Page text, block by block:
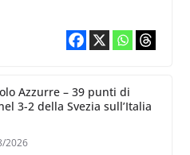
Azzurre – 39 punti di
3-2 della Svezia sull’Italia
2026